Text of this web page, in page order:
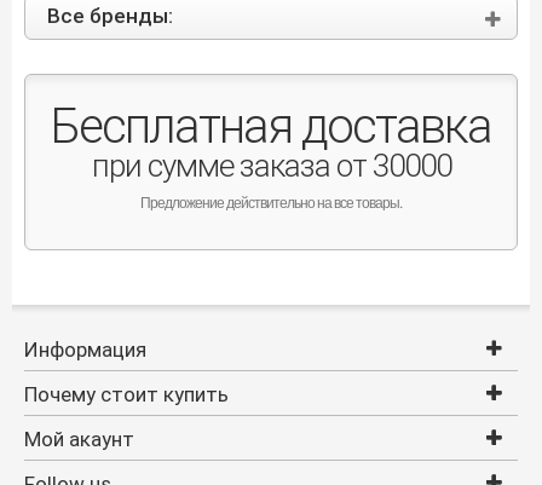
Все бренды:
Бесплатная доставка
при сумме заказа от 30000
Предложение действительно на все товары.
Информация
Почему стоит купить
Мой акаунт